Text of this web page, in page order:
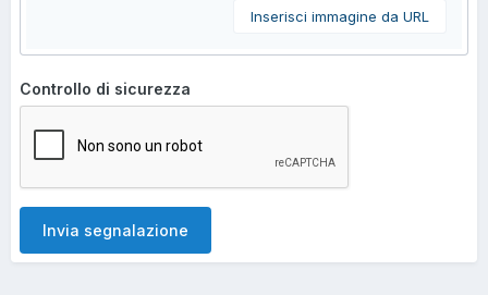
Inserisci immagine da URL
Controllo di sicurezza
Invia segnalazione